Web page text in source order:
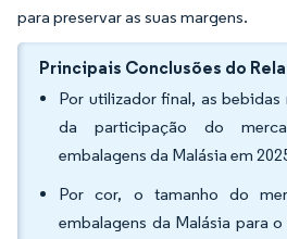
para preservar as suas margens.
Principais Conclusões do
Por utilizador final, as bebidas
da participação do
embalagens da Malásia em
Por cor, o tamanho do
embalagens da Malásia para